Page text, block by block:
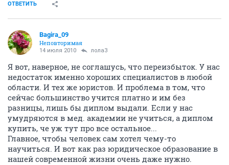
ОТВЕТИТЬ
Bagira_09
Неповторимая
14 июля 2010 лола3
Я вот, наверное, не соглашусь, что переизбыток. У нас
недостаток именно хороших специалистов в любой
области. И тех же юристов. И проблема в том, что
сейчас большинство учится платно и им без
разницы, лишь бы диплом выдали. Если у нас
умудряются в мед. академии не учиться, а диплом
купить, че уж тут про все остальное...
Главное, чтобы человек сам хотел чему-то
научиться. И вот как раз юридическое образование в
нашей современной жизни очень даже нужно.